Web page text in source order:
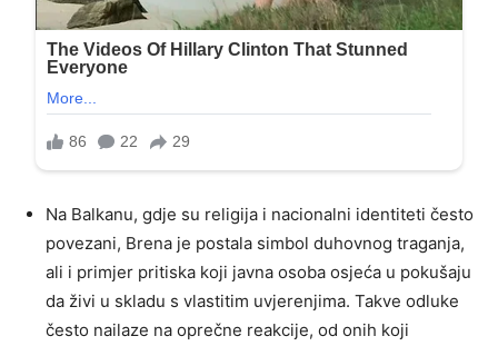
Na Balkanu, gdje su religija i nacionalni identiteti često
povezani, Brena je postala simbol duhovnog traganja,
ali i primjer pritiska koji javna osoba osjeća u pokušaju
da živi u skladu s vlastitim uvjerenjima. Takve odluke
često nailaze na oprečne reakcije, od onih koji